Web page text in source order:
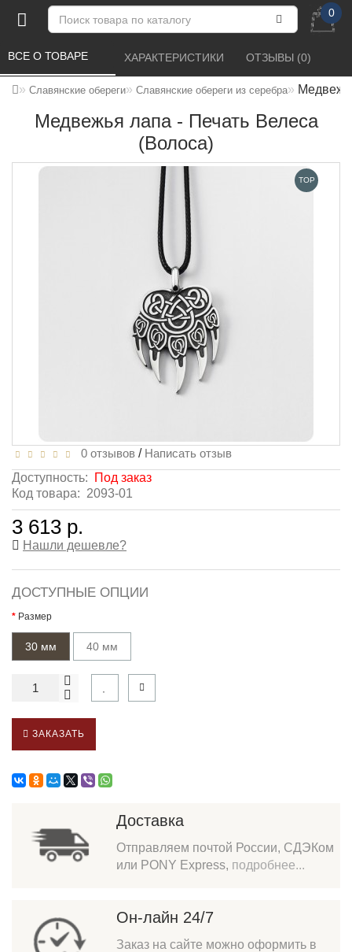
0
Славянские обереги Славянские обереги из серебра
Медвежья лапа - Печать Велеса
(Волоса)
ВСЕ О ТОВАРЕ ХАРАКТЕРИСТИКИ ОТЗЫВЫ (0)
TOP
0 отзывов / Написать отзыв
Доступность:
Под заказ
Код товара: 2093-01
3 613 р.
Нашли дешевле?
ДОСТУПНЫЕ ОПЦИИ
Размер
30 мм 40 мм
ЗАКАЗАТЬ
Доставка
Отправляем почтой России, СДЭКом
или PONY Express, подробнее...
Он-лайн 24/7
Заказ на сайте можно оформить в